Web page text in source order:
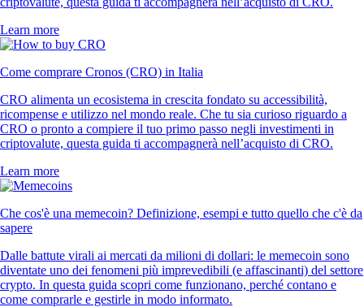
Learn more
Come comprare Cronos (CRO) in Italia
CRO alimenta un ecosistema in crescita fondato su accessibilità,
ricompense e utilizzo nel mondo reale. Che tu sia curioso riguardo a
CRO o pronto a compiere il tuo primo passo negli investimenti in
criptovalute, questa guida ti accompagnerà nell’acquisto di CRO.
Learn more
Che cos'è una memecoin? Definizione, esempi e tutto quello che c'è da
sapere
Dalle battute virali ai mercati da milioni di dollari: le memecoin sono
diventate uno dei fenomeni più imprevedibili (e affascinanti) del settore
crypto. In questa guida scopri come funzionano, perché contano e
come comprarle e gestirle in modo informato.